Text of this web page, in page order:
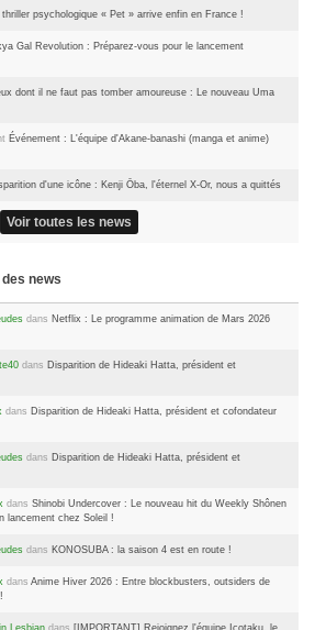
thriller psychologique « Pet » arrive enfin en France !
Gal Revolution : Préparez-vous pour le lancement
dont il ne faut pas tomber amoureuse : Le nouveau Uma
Événement : L'équipe d'Akane-banashi (manga et anime)
d'une icône : Kenji Ōba, l'éternel X-Or, nous a quittés
Voir toutes les news
news
dans Netflix : Le programme animation de Mars 2026
dans Disparition de Hideaki Hatta, président et
dans Disparition de Hideaki Hatta, président et cofondateur
dans Disparition de Hideaki Hatta, président et
dans Shinobi Undercover : Le nouveau hit du Weekly Shônen
lancement chez Soleil !
dans KONOSUBA : la saison 4 est en route !
dans Anime Hiver 2026 : Entre blockbusters, outsiders de
Lesbian dans [IMPORTANT] Rejoignez l'équipe Icotaku, le